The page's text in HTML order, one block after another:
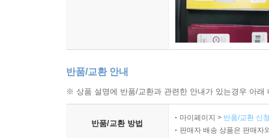
반품/교환 안내
※ 상품 설명에 반품/교환과 관련한 안내가 있는경우 아
반품/교환 방법
마이페이지 > 반품/교환 신
판매자 배송 상품은 판매자